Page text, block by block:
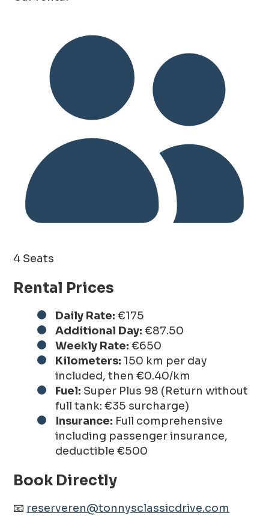
4 Seats
Rental Prices
Daily Rate: €175
Additional Day: €87.50
Weekly Rate: €650
Kilometers: 150 km per day
included, then €0.40/km
Fuel: Super Plus 98 (Return without
full tank: €35 surcharge)
Insurance: Full comprehensive
including passenger insurance,
deductible €500
Book Directly
📧 reserveren@tonnysclassicdrive.com